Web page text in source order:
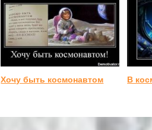
Хочу быть космонавтом В